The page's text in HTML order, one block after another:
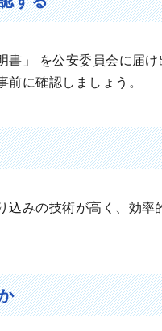
書」 を公安委員会に届
前に確認しましょう。
込みの技術が高く、効